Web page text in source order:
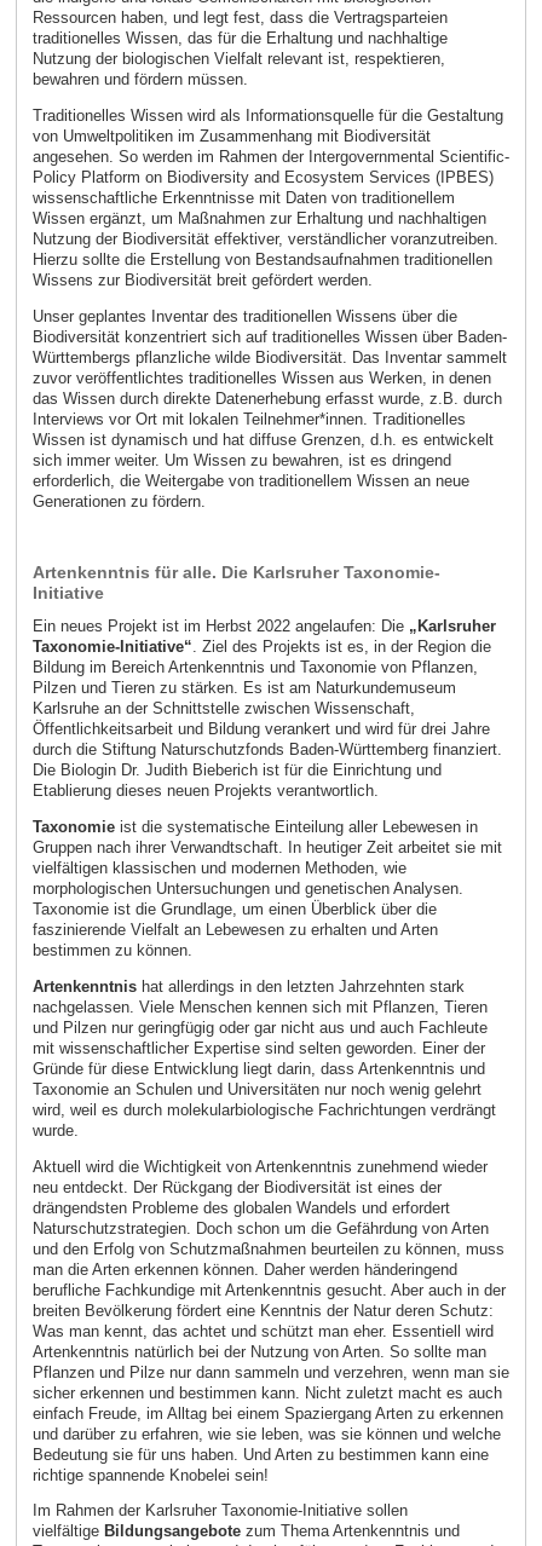
Ressourcen haben, und legt fest, dass die Vertragsparteien
traditionelles Wissen, das für die Erhaltung und nachhaltige
Nutzung der biologischen Vielfalt relevant ist, respektieren,
bewahren und fördern müssen.
Traditionelles Wissen wird als Informationsquelle für die Gestaltung
von Umweltpolitiken im Zusammenhang mit Biodiversität
angesehen. So werden im Rahmen der Intergovernmental Scientific-
Policy Platform on Biodiversity and Ecosystem Services (IPBES)
wissenschaftliche Erkenntnisse mit Daten von traditionellem
Wissen ergänzt, um Maßnahmen zur Erhaltung und nachhaltigen
Nutzung der Biodiversität effektiver, verständlicher voranzutreiben.
Hierzu sollte die Erstellung von Bestandsaufnahmen traditionellen
Wissens zur Biodiversität breit gefördert werden.
Unser geplantes Inventar des traditionellen Wissens über die
Biodiversität konzentriert sich auf traditionelles Wissen über Baden-
Württembergs pflanzliche wilde Biodiversität. Das Inventar sammelt
zuvor veröffentlichtes traditionelles Wissen aus Werken, in denen
das Wissen durch direkte Datenerhebung erfasst wurde, z.B. durch
Interviews vor Ort mit lokalen Teilnehmer*innen. Traditionelles
Wissen ist dynamisch und hat diffuse Grenzen, d.h. es entwickelt
sich immer weiter. Um Wissen zu bewahren, ist es dringend
erforderlich, die Weitergabe von traditionellem Wissen an neue
Generationen zu fördern.
Artenkenntnis für alle. Die Karlsruher Taxonomie-
Initiative
Ein neues Projekt ist im Herbst 2022 angelaufen: Die „Karlsruher
Taxonomie-Initiative“. Ziel des Projekts ist es, in der Region die
Bildung im Bereich Artenkenntnis und Taxonomie von Pflanzen,
Pilzen und Tieren zu stärken. Es ist am Naturkundemuseum
Karlsruhe an der Schnittstelle zwischen Wissenschaft,
Öffentlichkeitsarbeit und Bildung verankert und wird für drei Jahre
durch die Stiftung Naturschutzfonds Baden-Württemberg finanziert.
Die Biologin Dr. Judith Bieberich ist für die Einrichtung und
Etablierung dieses neuen Projekts verantwortlich.
Taxonomie ist die systematische Einteilung aller Lebewesen in
Gruppen nach ihrer Verwandtschaft. In heutiger Zeit arbeitet sie mit
vielfältigen klassischen und modernen Methoden, wie
morphologischen Untersuchungen und genetischen Analysen.
Taxonomie ist die Grundlage, um einen Überblick über die
faszinierende Vielfalt an Lebewesen zu erhalten und Arten
bestimmen zu können.
Artenkenntnishat allerdings in den letzten Jahrzehnten stark
nachgelassen. Viele Menschen kennen sich mit Pflanzen, Tieren
und Pilzen nur geringfügig oder gar nicht aus und auch Fachleute
mit wissenschaftlicher Expertise sind selten geworden. Einer der
Gründe für diese Entwicklung liegt darin, dass Artenkenntnis und
Taxonomie an Schulen und Universitäten nur noch wenig gelehrt
wird, weil es durch molekularbiologische Fachrichtungen verdrängt
wurde.
Aktuell wird die Wichtigkeit von Artenkenntnis zunehmend wieder
neu entdeckt. Der Rückgang der Biodiversität ist eines der
drängendsten Probleme des globalen Wandels und erfordert
Naturschutzstrategien. Doch schon um die Gefährdung von Arten
und den Erfolg von Schutzmaßnahmen beurteilen zu können, muss
man die Arten erkennen können. Daher werden händeringend
berufliche Fachkundige mit Artenkenntnis gesucht. Aber auch in der
breiten Bevölkerung fördert eine Kenntnis der Natur deren Schutz:
Was man kennt, das achtet und schützt man eher. Essentiell wird
Artenkenntnis natürlich bei der Nutzung von Arten. So sollte man
Pflanzen und Pilze nur dann sammeln und verzehren, wenn man sie
sicher erkennen und bestimmen kann. Nicht zuletzt macht es auch
einfach Freude, im Alltag bei einem Spaziergang Arten zu erkennen
und darüber zu erfahren, wie sie leben, was sie können und welche
Bedeutung sie für uns haben. Und Arten zu bestimmen kann eine
richtige spannende Knobelei sein!
Im Rahmen der Karlsruher Taxonomie-Initiative sollen
vielfältige Bildungsangebotezum Thema Artenkenntnis und